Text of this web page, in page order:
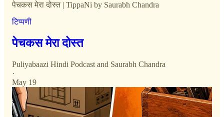
पेचकस मेरा दोस्त | TippaNi by Saurabh Chandra
टिप्पणी
पेचकस मेरा दोस्त
Puliyabaazi Hindi Podcast and Saurabh Chandra
·
May 19